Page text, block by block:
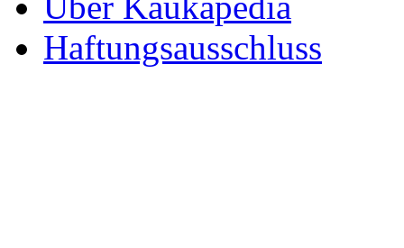
Haftungsausschluss